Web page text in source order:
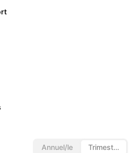
‪1,47 B‬ NOK. Pour le
3,31 NOK et un chiffre
Annuel/le Trimestriel/le